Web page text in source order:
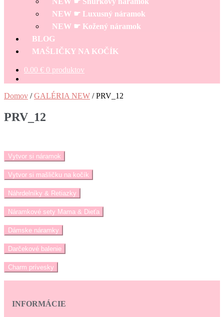
podradené
menu
NEW ☛ Luxusný náramok
NEW ☛ Kožený náramok
BLOG
MAŠLIČKY NA KOČÍK
0.00 € 0 produktov
Domov /GALÉRIA NEW /PRV_12
PRV_12
Vytvor si náramok
Vytvor si mašličku na kočík
Náhrdelníky & Retiazky
Náramkové sety Mama & Dieťa
Dámske náramky
Darčekové balenie
Charm prívesky
INFORMÁCIE